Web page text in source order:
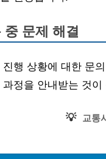
중 문제 해결
진행 상황에 대한 문
과정을 안내받는 것이
💡 교통